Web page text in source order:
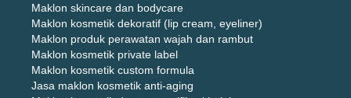
Maklon skincare dan bodycare
Maklon kosmetik dekoratif (lip cream, eyeliner)
Maklon produk perawatan wajah dan rambut
Maklon kosmetik private label
Maklon kosmetik custom formula
Jasa maklon kosmetik anti-aging